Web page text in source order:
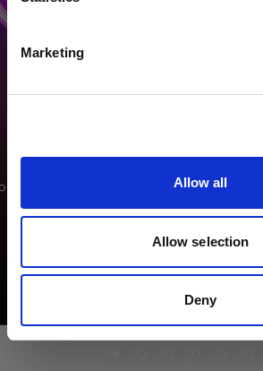
Marketing
Allow all
Allow selection
Deny
Visitar el sitio